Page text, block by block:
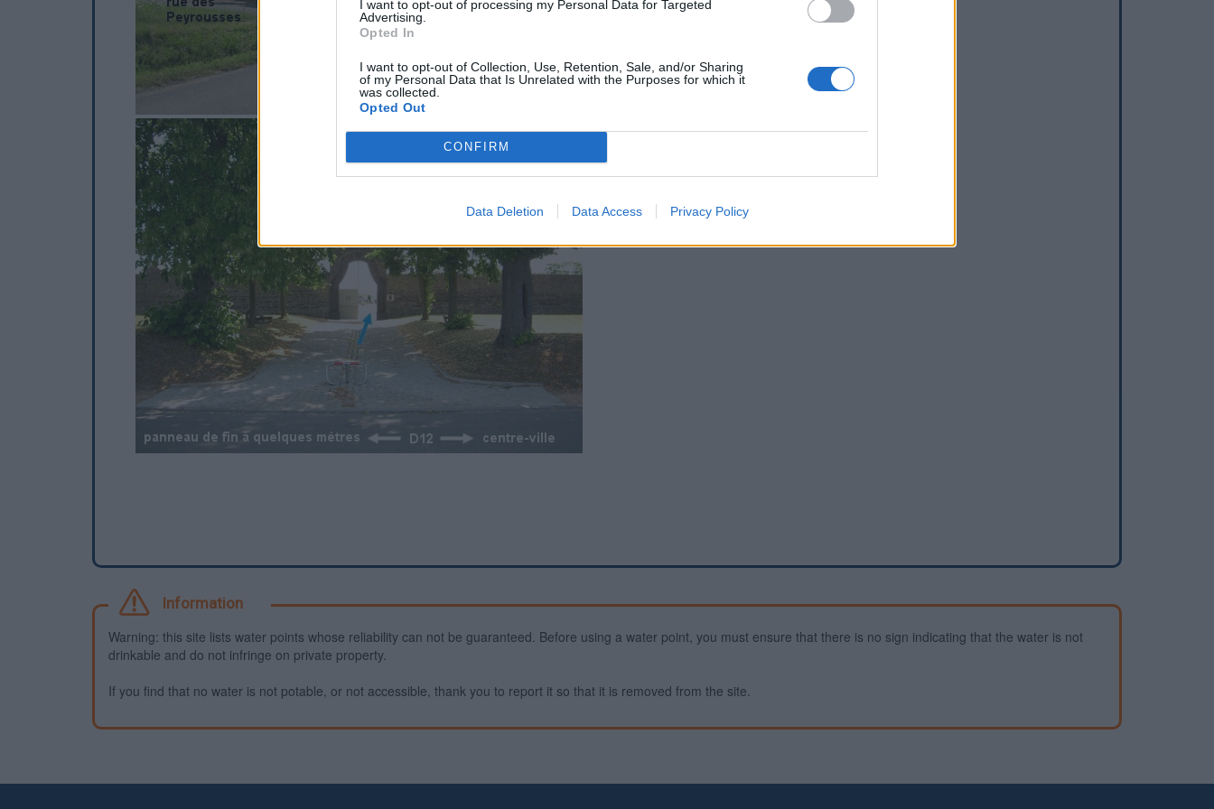
I want to opt-out of processing my Personal Data for Targeted
Advertising.
Opted In
I want to opt-out of Collection, Use, Retention, Sale, and/or Sharing
of my Personal Data that Is Unrelated with the Purposes for which it
was collected.
Opted Out
CONFIRM
Data Deletion Data Access Privacy Policy
Information
Warning: this site lists water points whose reliability can not be guaranteed. Before using a water point, you must ensure that there is no sign indicating that the water is not
drinkable and do not infringe on private property.
If you find that no water is not potable, or not accessible, thank you to report it so that it is removed from the site.